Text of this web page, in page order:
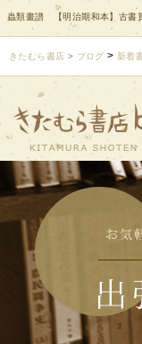
蟲類畫譜 【明治期和本】古書
きたむら書店 > ブログ >新着